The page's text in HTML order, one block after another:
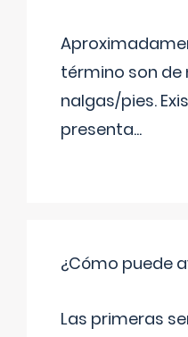
término son de
nalgas/pies.
presenta...
¿Cómo puede
Las primeras